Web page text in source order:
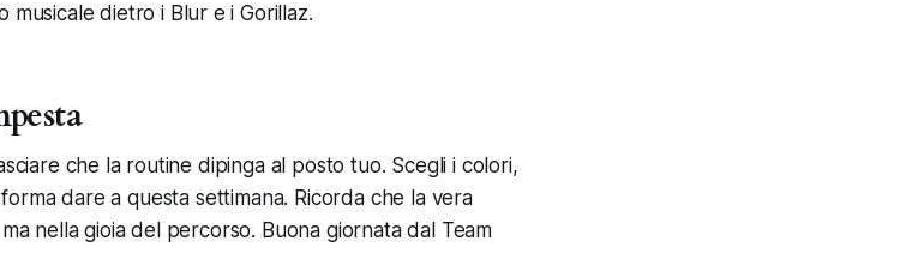
musicale dietro i Blur e i Gorillaz.
che la routine dipinga al posto tuo. Scegli i colori,
dare a questa settimana. Ricorda che la vera
nella gioia del percorso. Buona giornata dal Team